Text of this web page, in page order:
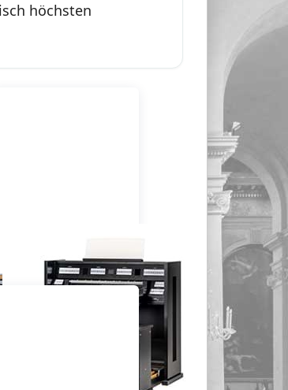
höchsten